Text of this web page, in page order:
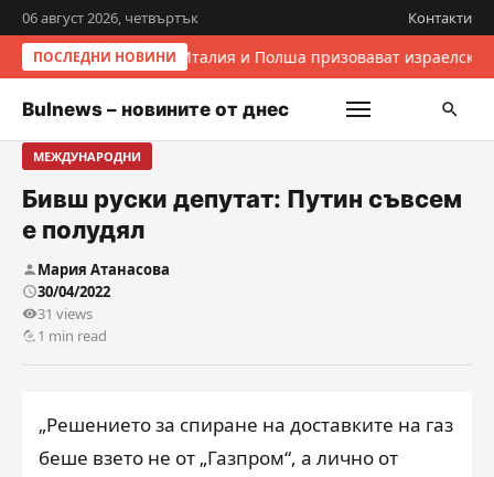
06 август 2026, четвъртък Контакти
ПОСЛЕДНИ НОВИНИ Италия и Полша призовават
Bulnews – новините от днес
МЕЖДУНАРОДНИ
Бивш руски депутат: Путин съвсем
е полудял
Мария Атанасова
30/04/2022
31 views
1 min read
„Решението за спиране на доставките на газ
беше взето не от „Газпром“, а лично от